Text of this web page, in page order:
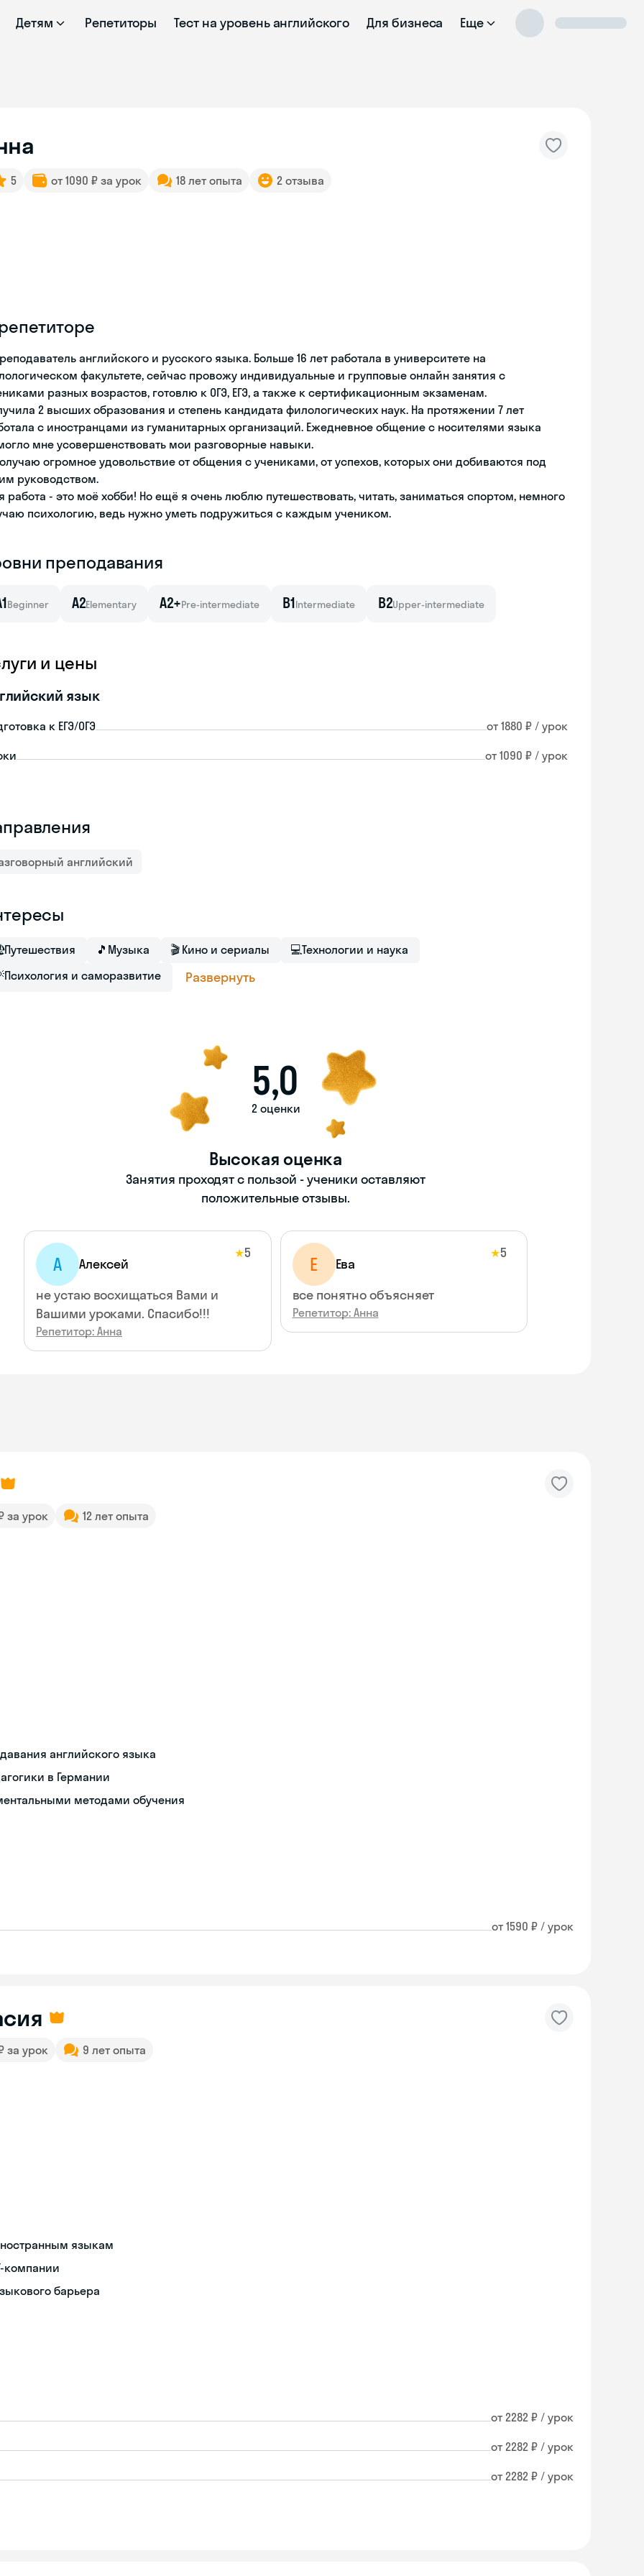
Детям Репетиторы Тест на уровень английского Для бизнеса Еще
5 от 1090 ₽ за урок 18 лет опыта 2 отзыва
английского и русского языка. Больше 16 лет работала в университете на
факультете, сейчас провожу индивидуальные и групповые онлайн занятия с
разных возрастов, готовлю к ОГЭ, ЕГЭ, а также к сертификационным экзаменам.
2 высших образования и степень кандидата филологических наук. На протяжении 7 лет
с иностранцами из гуманитарных организаций. Ежедневное общение с носителями языка
мне усовершенствовать мои разговорные навыки.
огромное удовольствие от общения с учениками, от успехов, которых они добиваются под
руководством.
работа - это моё хобби! Но ещё я очень люблю путешествовать, читать, заниматься спортом, немного
психологию, ведь нужно уметь подружиться с каждым учеником.
преподавания
Beginner A2Elementary A2+Pre-intermediate B1Intermediate B2Upper-intermediate
и цены
язык
к ЕГЭ/ОГЭ от 1880 ₽ / урок
от 1090 ₽ / урок
английский
Путешествия 🎵 Музыка 🎬 Кино и сериалы 💻Технологии и наука
Психология и саморазвитие Развернуть
5,0
2 оценки
Высокая оценка
Занятия проходят с пользой - ученики оставляют
положительные отзывы.
А Алексей
★5
не устаю восхищаться Вами и
Вашими уроками. Спасибо!!!
Репетитор: Анна
Е Ева
★5
все понятно объясняет
Репетитор: Анна
за урок 12 лет опыта
английского языка
в Германии
методами обучения
от 1590 ₽ / урок
за урок 9 лет опыта
языкам
компании
барьера
от 2282 ₽ / урок
от 2282 ₽ / урок
от 2282 ₽ / урок